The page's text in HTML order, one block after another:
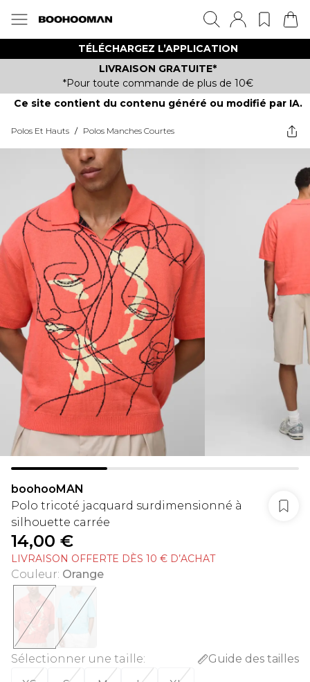
TÉLÉCHARGEZ L’APPLICATION
LIVRAISON GRATUITE*
*Pour toute commande de plus de 10€
Ce site contient du contenu généré ou modifié par IA.
Polos Et Hauts / Polos Manches Courtes
boohooMAN
Polo tricoté jacquard surdimensionné à
silhouette carrée
14,00 €
LIVRAISON OFFERTE DÈS 10 € D’ACHAT
Couleur: Orange
Sélectionner une taille:
Guide des tailles